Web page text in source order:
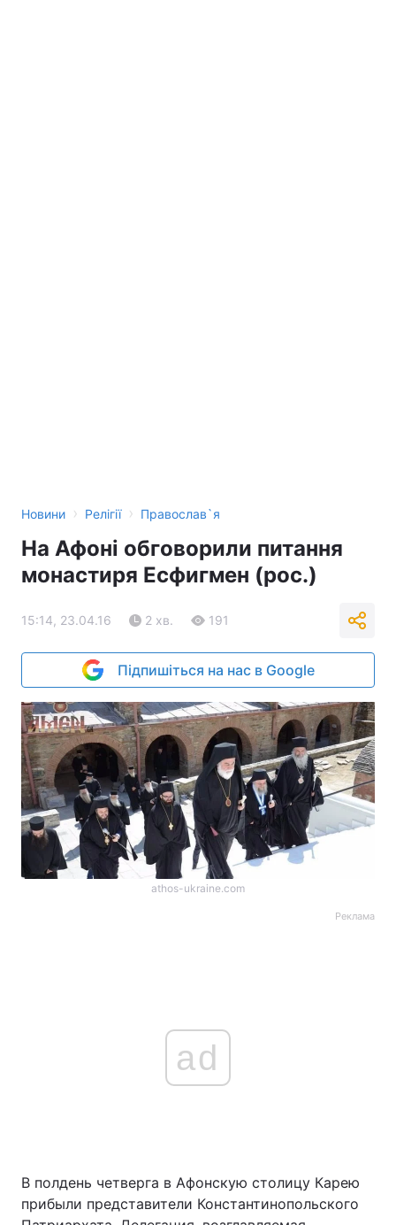
Новини › Релігії › Православ`я
На Афоні обговорили питання
монастиря Есфигмен (рос.)
15:14, 23.04.16 2 хв. 191
Підпишіться на нас в Google
athos-ukraine.com
Реклама
ad
В полдень четверга в Афонскую столицу Карею
прибыли представители Константинопольского